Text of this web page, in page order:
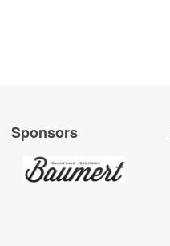
Sponsors